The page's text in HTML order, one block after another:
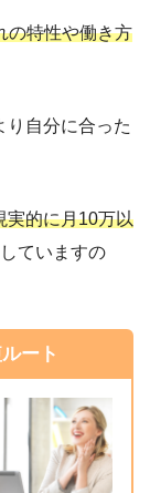
の特性や働き方
り自分に合った
実的に月10万以
ていますの
ート